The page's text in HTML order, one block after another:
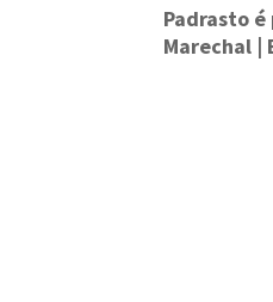
Padrasto
Marechal |